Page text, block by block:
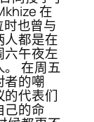
在
时也曾与
人都是在
六午夜左
在周五
者的嘲
代表们
己的命